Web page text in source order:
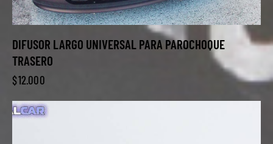
DIFUSOR LARGO UNIVERSAL PARA PAROCHOQUE
TRASERO
$12.000